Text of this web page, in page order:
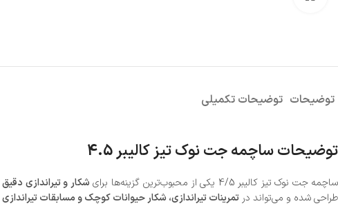
توضیحات توضیحات تکمیلی
توضیحات ساچمه جت نوک تیز کالیبر 4.5
ساچمه جت نوک تیز کالیبر 4/5 یکی از محبوب‌ترین گزینه‌ها برای شکار و تیراندازی دقیق
طراحی شده و می‌تواند در تمرینات تیراندازی، شکار حیوانات کوچک و مسابقات تیراندازی